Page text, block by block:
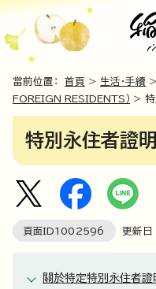
當前位置： 首頁 > 生活・手續 >
FOREIGN RESIDENTS） > 特
特別永住者證
頁面ID1002596 更新日
關於特定特別永住者證